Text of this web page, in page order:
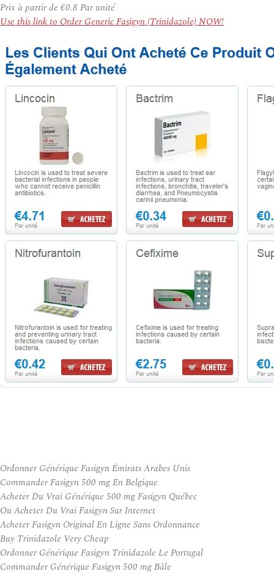
Prix à partir de €0.8 Par unité
Use this link to Order Generic Fasigyn (Trinidazole) NOW!
Ordonner Générique Fasigyn Émirats Arabes Unis
Commander Fasigyn 500 mg En Belgique
Acheter Du Vrai Générique 500 mg Fasigyn Québec
Ou Acheter Du Vrai Fasigyn Sur Internet
Acheter Fasigyn Original En Ligne Sans Ordonnance
Buy Trinidazole Very Cheap
Ordonner Générique Fasigyn Trinidazole Le Portugal
Commander Générique Fasigyn 500 mg Bâle